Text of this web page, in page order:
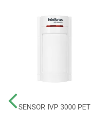
SENSOR IVP 3000 PET